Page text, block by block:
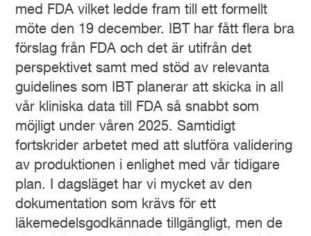
med FDA vilket ledde fram till ett formellt
möte den 19 december. IBT har fått flera bra
förslag från FDA och det är utifrån det
perspektivet samt med stöd av relevanta
guidelines som IBT planerar att skicka in all
vår kliniska data till FDA så snabbt som
möjligt under våren 2025. Samtidigt
fortskrider arbetet med att slutföra validering
av produktionen i enlighet med vår tidigare
plan. I dagsläget har vi mycket av den
dokumentation som krävs för ett
läkemedelsgodkännade tillgängligt, men de